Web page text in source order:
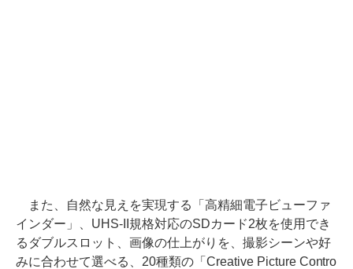
また、自然な見えを実現する「高精細電子ビューファ
インダー」、UHS-II規格対応のSDカード2枚を使用でき
るダブルスロット、画像の仕上がりを、撮影シーンや好
みに合わせて選べる、20種類の「Creative Picture Contro